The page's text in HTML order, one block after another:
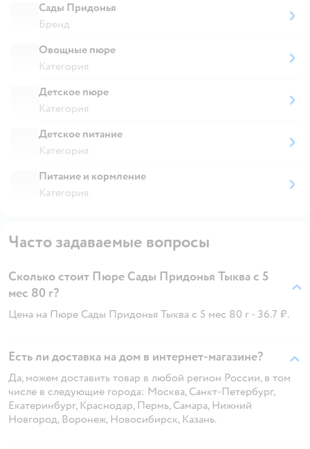
Сады Придонья
Бренд
Овощные пюре
Категория
Детское пюре
Категория
Детское питание
Категория
Питание и кормление
Категория
Часто задаваемые вопросы
Сколько стоит Пюре Сады Придонья Тыква с 5
мес 80 г?
Цена на Пюре Сады Придонья Тыква с 5 мес 80 г - 36.7 ₽.
Есть ли доставка на дом в интернет-магазине?
Да, можем доставить товар в любой регион России, в том
числе в следующие города: Москва, Санкт-Петербург,
Екатеринбург, Краснодар, Пермь, Самара, Нижний
Новгород, Воронеж, Новосибирск, Казань.